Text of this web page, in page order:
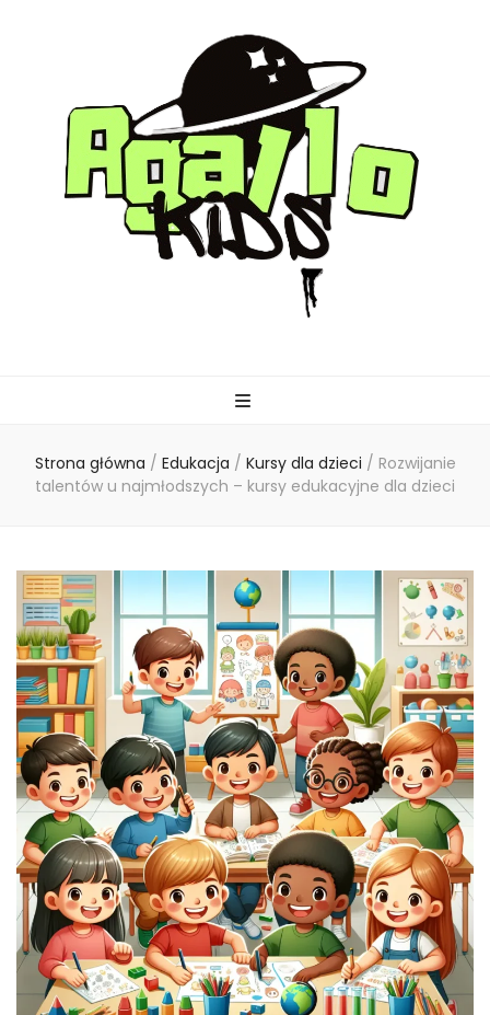
Strona główna / Edukacja / Kursy dla dzieci / Rozwijanie
talentów u najmłodszych – kursy edukacyjne dla dzieci